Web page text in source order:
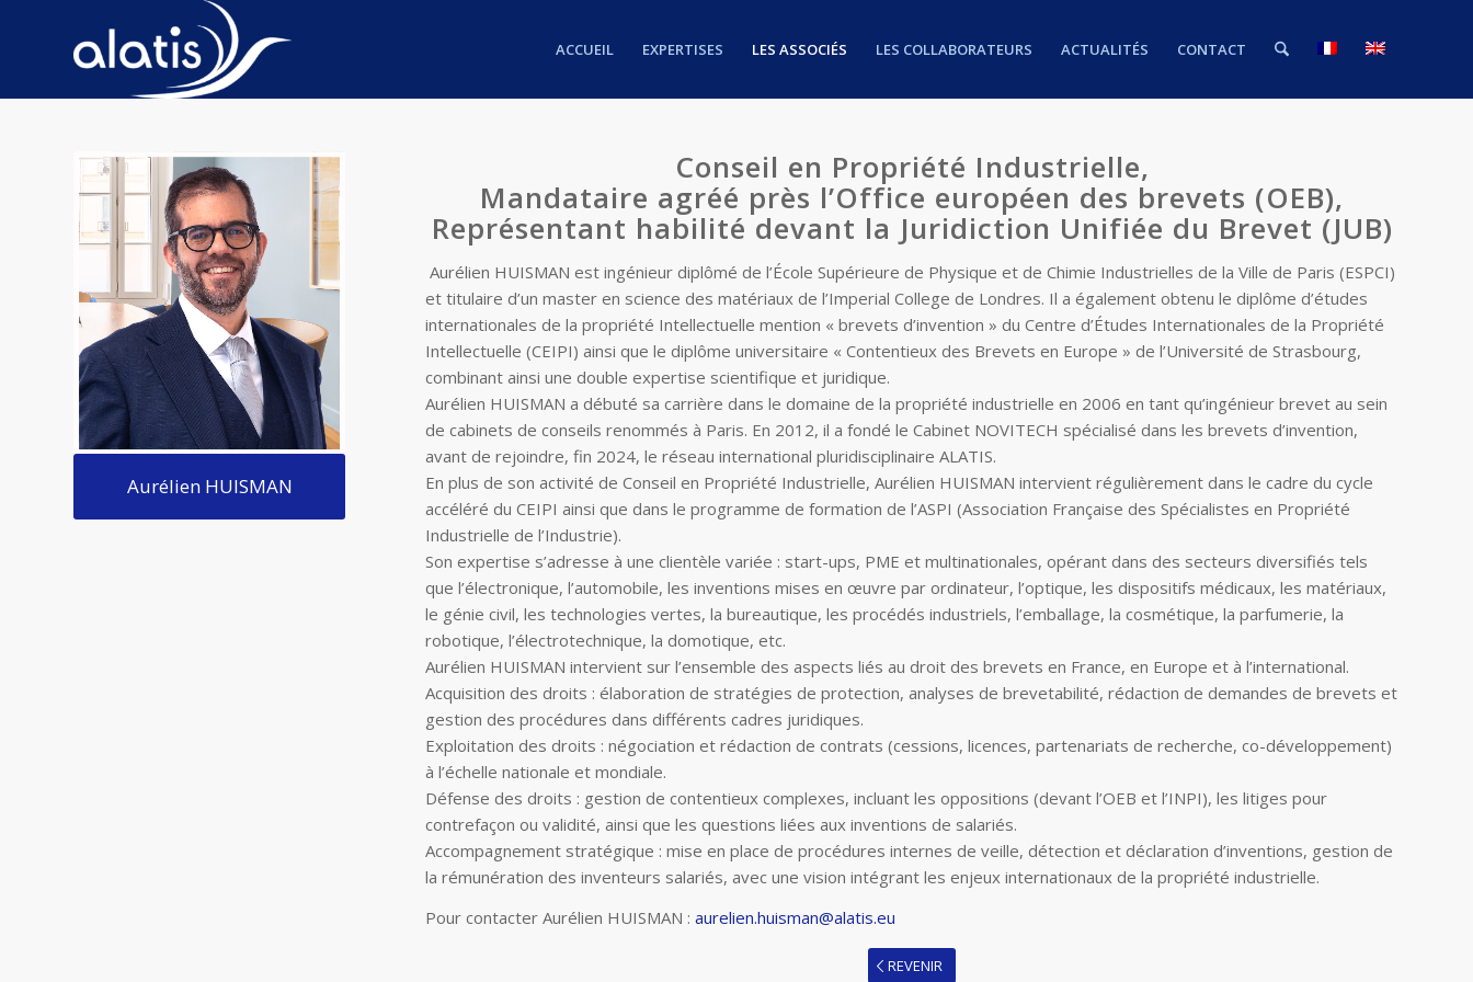
ACCUEIL EXPERTISES LES ASSOCIÉS LES COLLABORATEURS ACTUALITÉS CONTACT
Aurélien HUISMAN
Conseil en Propriété Industrielle,
Mandataire agréé près l’Office européen des brevets (OEB),
Représentant habilité devant la Juridiction Unifiée du Brevet (JUB)
Aurélien HUISMAN est ingénieur diplômé de l’École Supérieure de Physique et de Chimie Industrielles de la Ville de Paris (ESPCI)
et titulaire d’un master en science des matériaux de l’Imperial College de Londres. Il a également obtenu le diplôme d’études
internationales de la propriété Intellectuelle mention « brevets d’invention » du Centre d’Études Internationales de la Propriété
Intellectuelle (CEIPI) ainsi que le diplôme universitaire « Contentieux des Brevets en Europe » de l’Université de Strasbourg,
combinant ainsi une double expertise scientifique et juridique.
Aurélien HUISMAN a débuté sa carrière dans le domaine de la propriété industrielle en 2006 en tant qu’ingénieur brevet au sein
de cabinets de conseils renommés à Paris. En 2012, il a fondé le Cabinet NOVITECH spécialisé dans les brevets d’invention,
avant de rejoindre, fin 2024, le réseau international pluridisciplinaire ALATIS.
En plus de son activité de Conseil en Propriété Industrielle, Aurélien HUISMAN intervient régulièrement dans le cadre du cycle
accéléré du CEIPI ainsi que dans le programme de formation de l’ASPI (Association Française des Spécialistes en Propriété
Industrielle de l’Industrie).
Son expertise s’adresse à une clientèle variée : start-ups, PME et multinationales, opérant dans des secteurs diversifiés tels
que l’électronique, l’automobile, les inventions mises en œuvre par ordinateur, l’optique, les dispositifs médicaux, les matériaux,
le génie civil, les technologies vertes, la bureautique, les procédés industriels, l’emballage, la cosmétique, la parfumerie, la
robotique, l’électrotechnique, la domotique, etc.
Aurélien HUISMAN intervient sur l’ensemble des aspects liés au droit des brevets en France, en Europe et à l’international.
Acquisition des droits : élaboration de stratégies de protection, analyses de brevetabilité, rédaction de demandes de brevets et
gestion des procédures dans différents cadres juridiques.
Exploitation des droits : négociation et rédaction de contrats (cessions, licences, partenariats de recherche, co-développement)
à l’échelle nationale et mondiale.
Défense des droits : gestion de contentieux complexes, incluant les oppositions (devant l’OEB et l’INPI), les litiges pour
contrefaçon ou validité, ainsi que les questions liées aux inventions de salariés.
Accompagnement stratégique : mise en place de procédures internes de veille, détection et déclaration d’inventions, gestion de
la rémunération des inventeurs salariés, avec une vision intégrant les enjeux internationaux de la propriété industrielle.
Pour contacter Aurélien HUISMAN : aurelien.huisman@alatis.eu
REVENIR